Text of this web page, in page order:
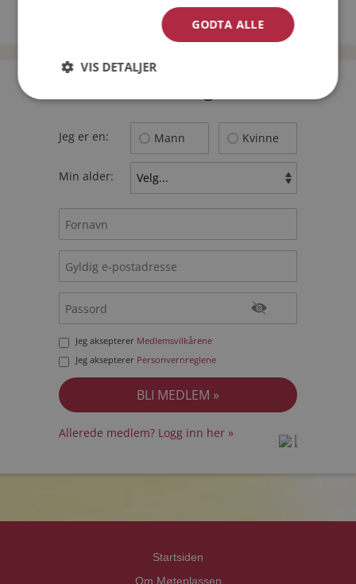
Jeg er en: Mann Kvinne
Min alder:
Jeg aksepterer Medlemsvilkårene
Jeg aksepterer Personvernreglene
Allerede medlem? Logg inn her »
Startsiden
Om Møteplassen
GODTA ALLE
VIS DETALJER